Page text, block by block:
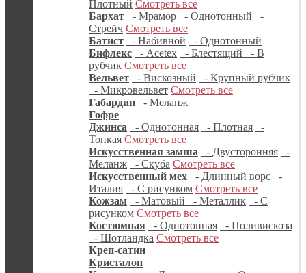
Плотный Смотреть все
Бархат
- Мрамор - Однотонный
-
Стрейч Смотреть все
Батист
- Набивной
- Однотонный
Бифлекс
- Acetex - Блестящий
- В
рубчик Смотреть все
Вельвет
- Вискозный
- Крупный рубчик
- Микровельвет Смотреть все
Габардин
- Меланж
Гофре
Джинса
- Однотонная - Плотная
-
Тонкая Смотреть все
Искусственная замша
- Двусторонняя
-
Меланж
- Скуба Смотреть все
Искусственный мех
- Длинный ворс
-
Италия
- С рисунком Смотреть все
Кожзам
- Матовый - Металлик
- С
рисунком Смотреть все
Костюмная
- Однотонная
- Поливискоза
- Шотландка Смотреть все
Креп-сатин
Кристалон